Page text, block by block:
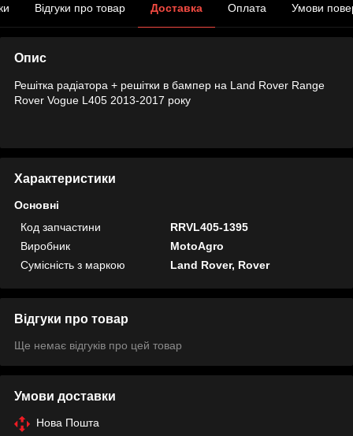
Відгуки про товар Доставка Оплата Умови
Опис
Решітка радіатора + решітки в бампер на Land Rover Range
Rover Vogue L405 2013-2017 року
Характеристики
Основні
Код запчастини
RRVL405-1395
Виробник
MotoAgro
Сумісність з маркою
Land Rover, Rover
Відгуки про товар
Ще немає відгуків про цей товар
Умови доставки
Нова Пошта